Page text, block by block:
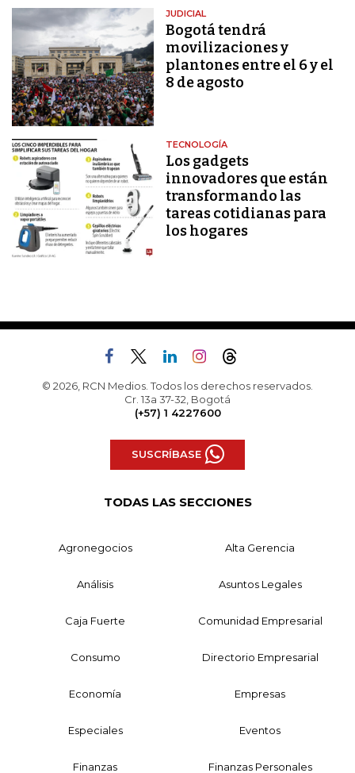
JUDICIAL
Bogotá tendrá
movilizaciones y
plantones entre el 6 y el
8 de agosto
TECNOLOGÍA
Los gadgets
innovadores que están
transformando las
tareas cotidianas para
los hogares
© 2026, RCN Medios. Todos los derechos reservados.
Cr. 13a 37-32, Bogotá
(+57) 1 4227600
SUSCRÍBASE
TODAS LAS SECCIONES
Agronegocios Alta Gerencia
Análisis Asuntos Legales
Caja Fuerte Comunidad Empresarial
Consumo Directorio Empresarial
Economía Empresas
Especiales Eventos
Finanzas Finanzas Personales